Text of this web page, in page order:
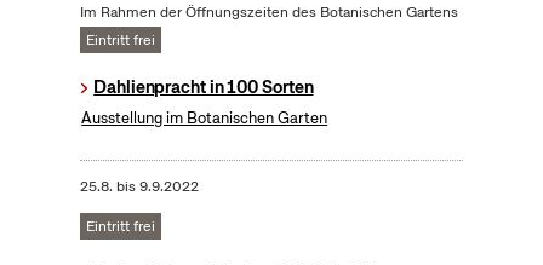
Im Rahmen der Öffnungszeiten des Botanischen Gartens
Eintritt frei
Dahlienpracht in 100 Sorten
Ausstellung im Botanischen Garten
25.8. bis9.9.2022
Eintritt frei